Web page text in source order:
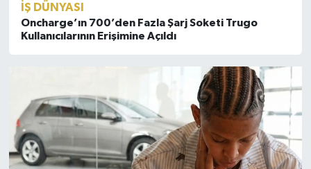
İŞ DÜNYASI
Oncharge’ın 700’den Fazla Şarj Soketi Trugo
Kullanıcılarının Erişimine Açıldı